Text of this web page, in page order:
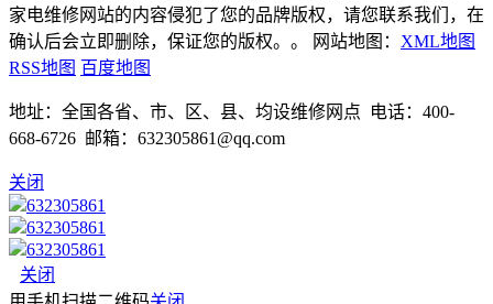
家电维修网站的内容侵犯了您的品牌版权，请您联系我们，在
确认后会立即删除，保证您的版权。。 网站地图： XML地图
RSS地图 百度地图
地址：全国各省、市、区、县、均设维修网点 电话：400-
668-6726 邮箱：632305861@qq.com
关闭
632305861
632305861
632305861
关闭